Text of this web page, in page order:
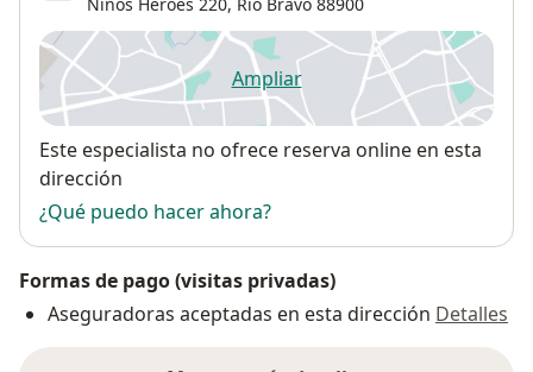
Ampliarse abre en una nueva
Disponibilidad
Este especialista no ofrece reserva online en esta
dirección
¿Qué puedo hacer ahora?
Formas de pago (visitas privadas)
Aseguradoras aceptadas en esta dirección Detalles